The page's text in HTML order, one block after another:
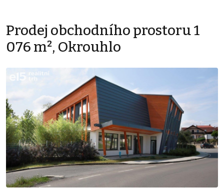
Prodej obchodního prostoru 1
076 m², Okrouhlo